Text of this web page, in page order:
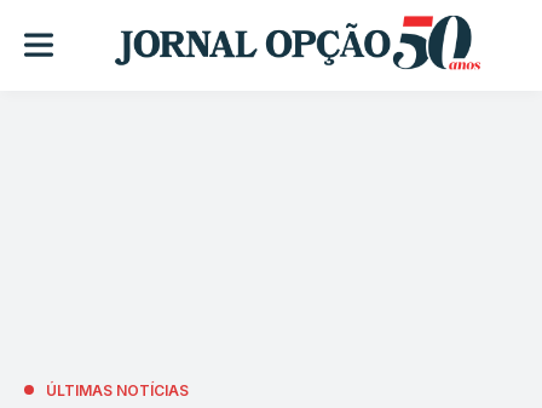
ÚLTIMAS NOTÍCIAS